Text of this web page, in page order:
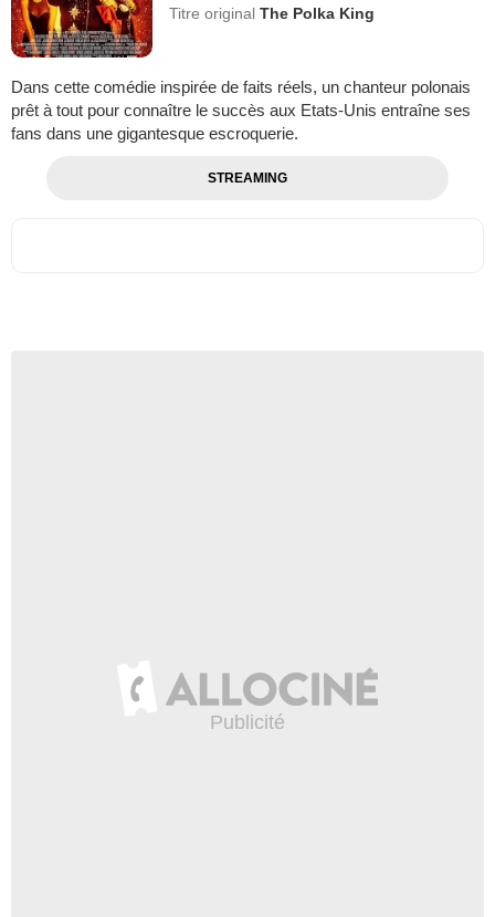
Titre originalThe Polka King
Dans cette comédie inspirée de faits réels, un chanteur polonais
prêt à tout pour connaître le succès aux Etats-Unis entraîne ses
fans dans une gigantesque escroquerie.
STREAMING